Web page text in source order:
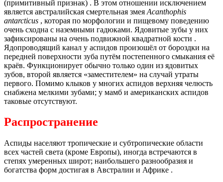
(примитивный признак) . В этом отношении исключением
является австралийская смертельная змея Acanthophis
antarcticus , которая по морфологии и пищевому поведению
очень сходна с наземными гадюками. Ядовитые зубы у них
зафиксированы на очень подвижной квадратной кости .
Ядопроводящий канал у аспидов произошёл от бороздки на
передней поверхности зуба путём постепенного смыкания её
краёв. Функционирует обычно только один из ядовитых
зубов, второй является «заместителем» на случай утраты
первого. Помимо клыков у многих аспидов верхняя челюсть
снабжена мелкими зубами; у мамб и американских аспидов
таковые отсутствуют.
Распространение
Аспиды населяют тропические и субтропические области
всех частей света (кроме Европы), иногда встречаются в
степях умеренных широт; наибольшего разнообразия и
богатства форм достигая в Австралии и Африке .